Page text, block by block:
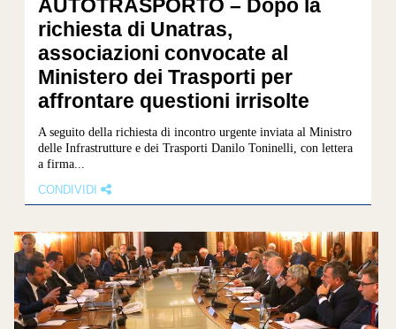
AUTOTRASPORTO – Dopo la
richiesta di Unatras,
associazioni convocate al
Ministero dei Trasporti per
affrontare questioni irrisolte
A seguito della richiesta di incontro urgente inviata al Ministro
delle Infrastrutture e dei Trasporti Danilo Toninelli, con lettera
a firma...
CONDIVIDI